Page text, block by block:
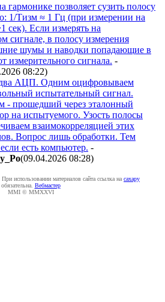
гармонике позволяет сузить полосу
1/Tизм ≈ 1 Гц (при измерении на
сек). Если измерять на
сигнале, в полосу измерения
шумы и наводки попадающие в
измерительного сигнала. -
08:22)
АЦП. Одним оцифровываем
испытательный сигнал.
- прошедший через эталонный
на испытуемого. Узость полосы
взаимокорреляцией этих
Вопрос лишь обработки. Тем
есть компьютер. -
(09.04.2026 08:28)
использовании материалов сайта ссылка на caxapу
обязательна. Вебмастер
MMI © MMXXVI